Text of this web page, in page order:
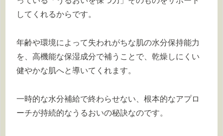
してくれるからです。
年齢や環境によって失われがちな肌の水分保持能力
を、高機能な保湿成分で補うことで、乾燥しにくい
健やかな肌へと導いてくれます。
一時的な水分補給で終わらせない、根本的なアプロ
ーチが持続的なうるおいの秘訣なのです。